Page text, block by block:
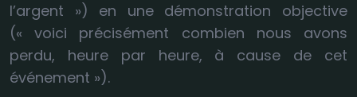
l’argent ») en une démonstration objective
(« voici précisément combien nous avons
perdu, heure par heure, à cause de cet
événement »).